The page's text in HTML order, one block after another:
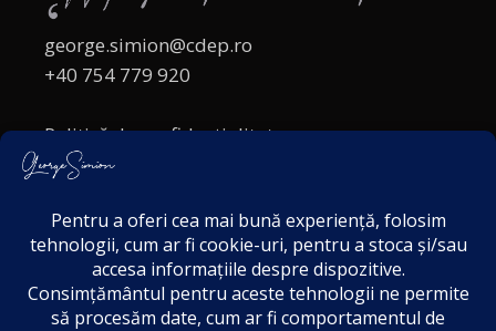
george.simion@cdep.ro
+40 754 779 920
Politică de confidențialitate
Politica cookies
Acordul de markting
Disclaimer